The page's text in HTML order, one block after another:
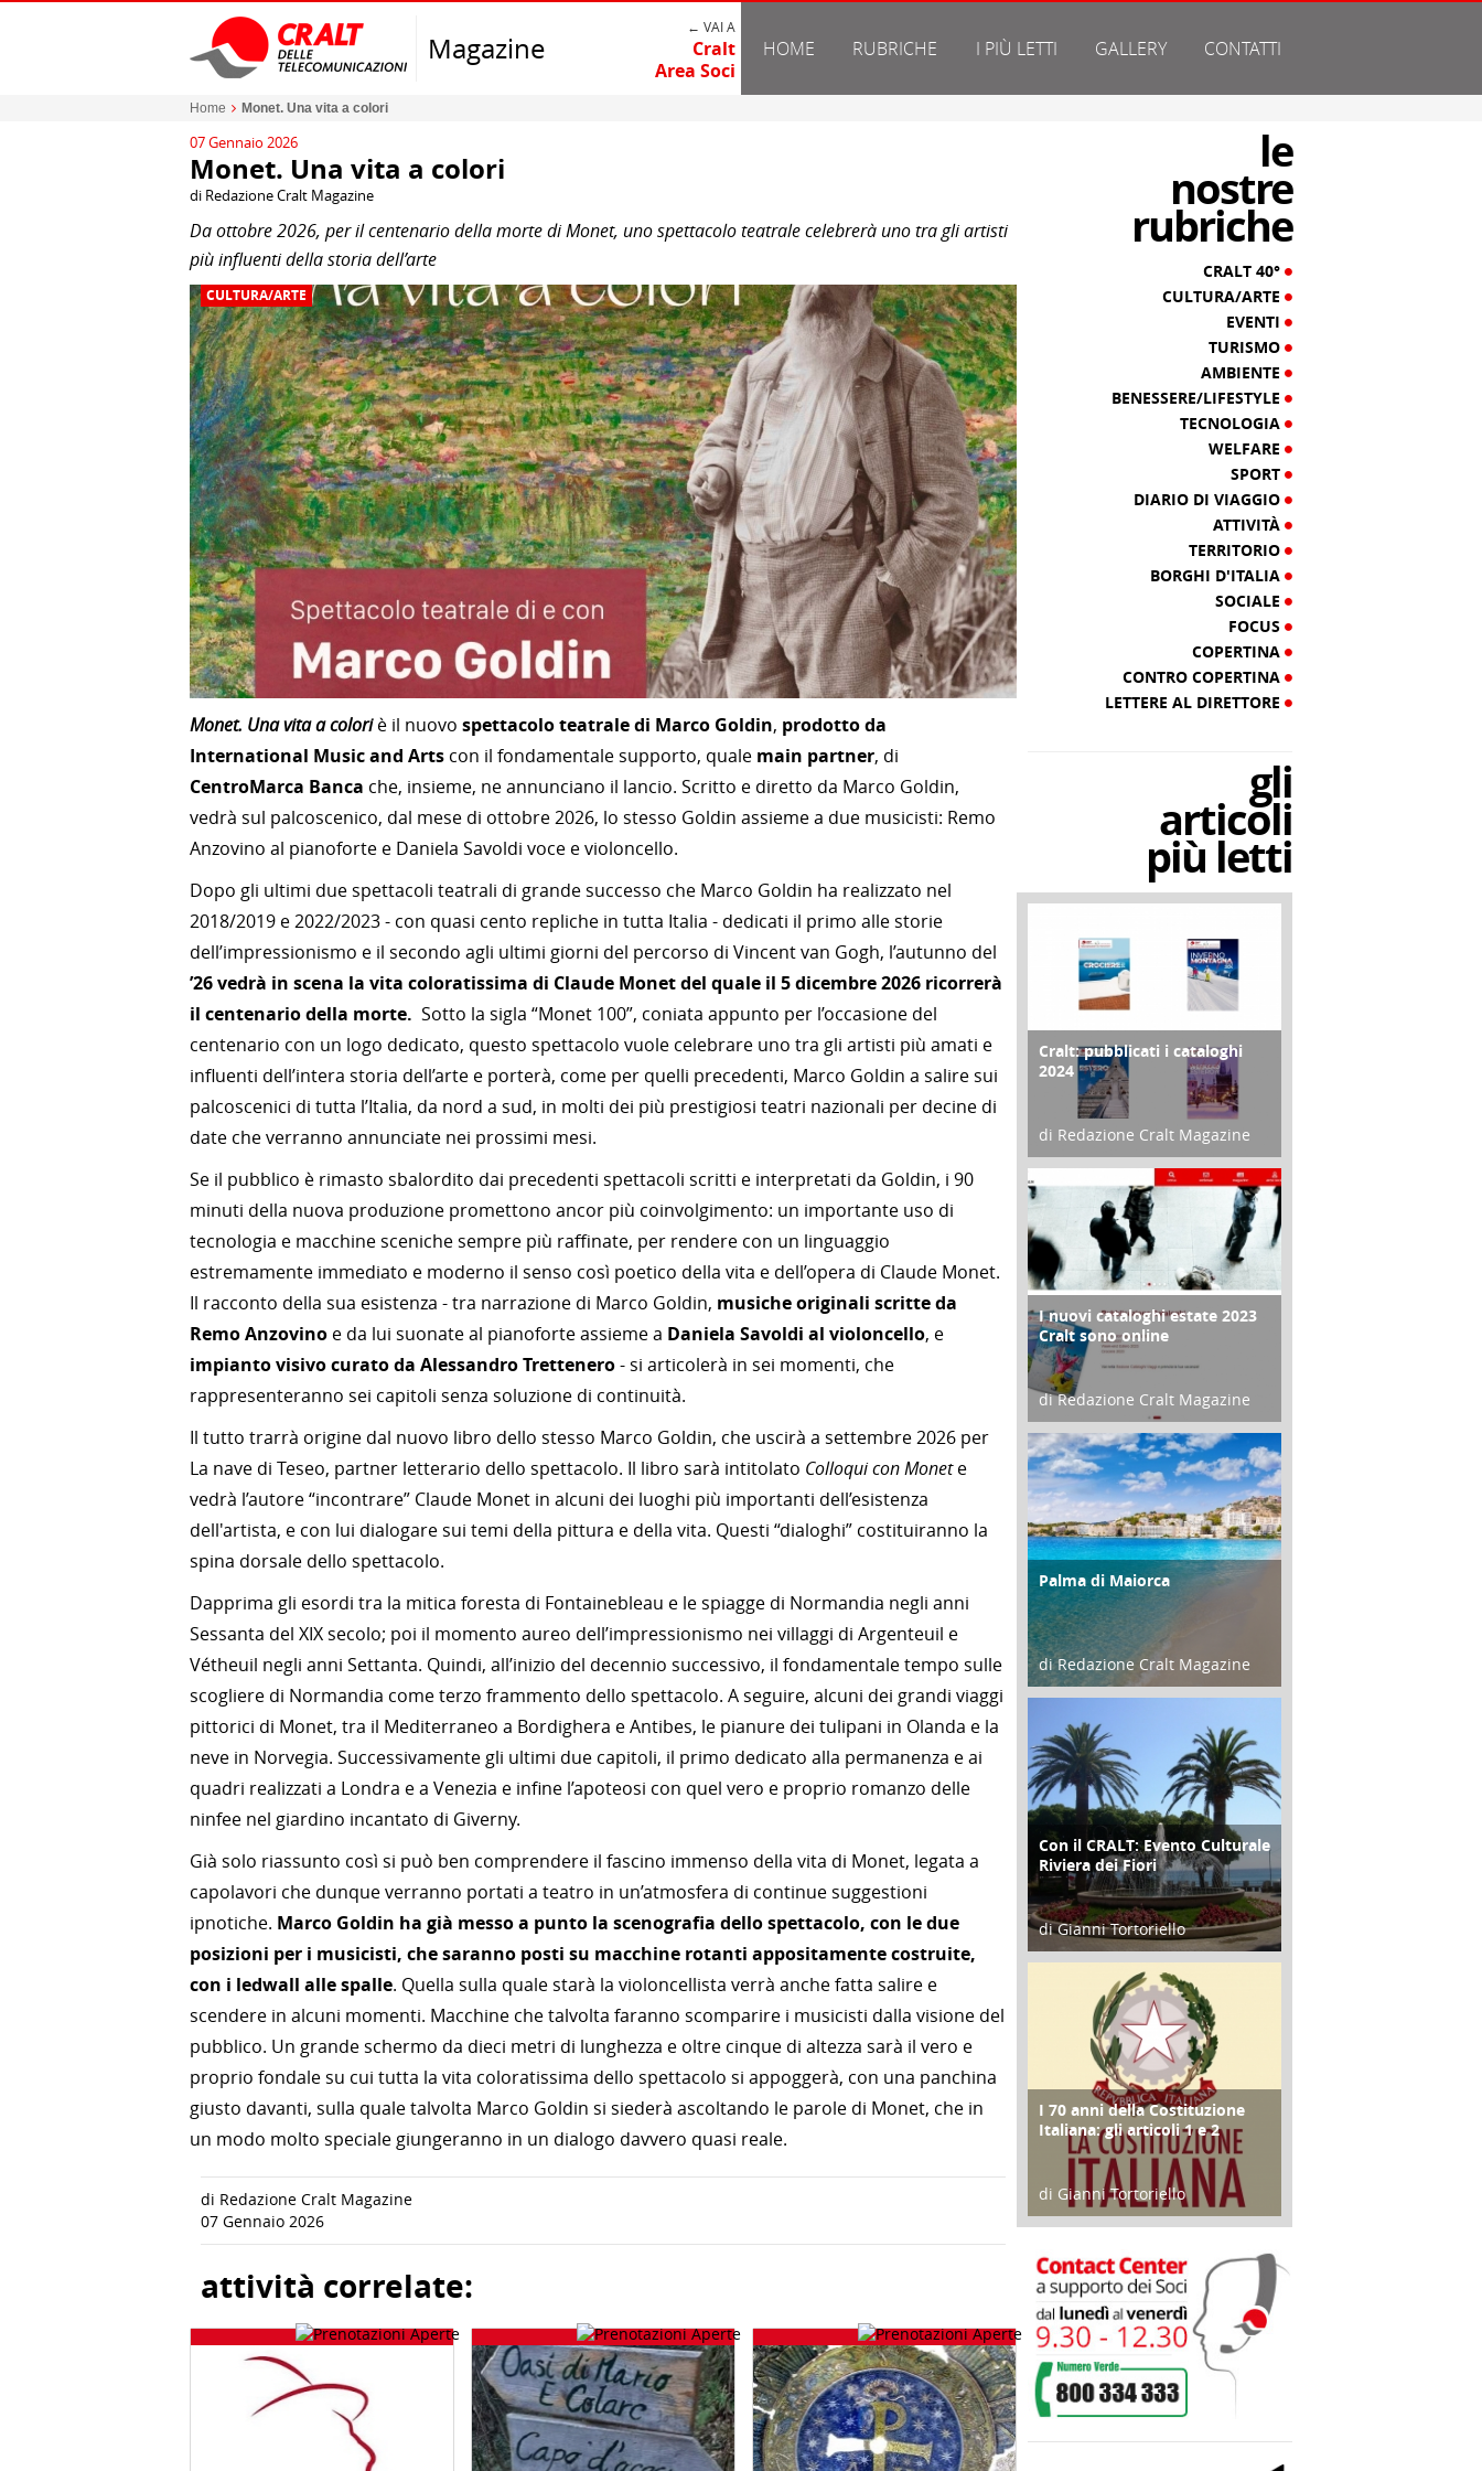
Magazine
← VAI A
Cralt
Area Soci
HOME RUBRICHE I PIÙ LETTI GALLERY CONTATTI
Home Monet. Una vita a colori
07 Gennaio 2026
Monet. Una vita a colori
di Redazione Cralt Magazine
Da ottobre 2026, per il centenario della morte di Monet, uno spettacolo teatrale celebrerà uno tra gli artisti
più influenti della storia dell’arte
CULTURA/ARTE
Monet. Una vita a colori è il nuovo spettacolo teatrale di Marco Goldin, prodotto da
International Music and Arts con il fondamentale supporto, quale main partner, di
CentroMarca Banca che, insieme, ne annunciano il lancio. Scritto e diretto da Marco Goldin,
vedrà sul palcoscenico, dal mese di ottobre 2026, lo stesso Goldin assieme a due musicisti: Remo
Anzovino al pianoforte e Daniela Savoldi voce e violoncello.
Dopo gli ultimi due spettacoli teatrali di grande successo che Marco Goldin ha realizzato nel
2018/2019 e 2022/2023 - con quasi cento repliche in tutta Italia - dedicati il primo alle storie
dell’impressionismo e il secondo agli ultimi giorni del percorso di Vincent van Gogh, l’autunno del
’26 vedrà in scena la vita coloratissima di Claude Monet del quale il 5 dicembre 2026 ricorrerà
il centenario della morte. Sotto la sigla “Monet 100”, coniata appunto per l’occasione del
centenario con un logo dedicato, questo spettacolo vuole celebrare uno tra gli artisti più amati e
influenti dell’intera storia dell’arte e porterà, come per quelli precedenti, Marco Goldin a salire sui
palcoscenici di tutta l’Italia, da nord a sud, in molti dei più prestigiosi teatri nazionali per decine di
date che verranno annunciate nei prossimi mesi.
Se il pubblico è rimasto sbalordito dai precedenti spettacoli scritti e interpretati da Goldin, i 90
minuti della nuova produzione promettono ancor più coinvolgimento: un importante uso di
tecnologia e macchine sceniche sempre più raffinate, per rendere con un linguaggio
estremamente immediato e moderno il senso così poetico della vita e dell’opera di Claude Monet.
Il racconto della sua esistenza - tra narrazione di Marco Goldin, musiche originali scritte da
Remo Anzovino e da lui suonate al pianoforte assieme a Daniela Savoldi al violoncello, e
impianto visivo curato da Alessandro Trettenero- si articolerà in sei momenti, che
rappresenteranno sei capitoli senza soluzione di continuità.
Il tutto trarrà origine dal nuovo libro dello stesso Marco Goldin, che uscirà a settembre 2026 per
La nave di Teseo, partner letterario dello spettacolo. Il libro sarà intitolato Colloqui con Monete
vedrà l’autore “incontrare” Claude Monet in alcuni dei luoghi più importanti dell’esistenza
dell'artista, e con lui dialogare sui temi della pittura e della vita. Questi “dialoghi” costituiranno la
spina dorsale dello spettacolo.
Dapprima gli esordi tra la mitica foresta di Fontainebleau e le spiagge di Normandia negli anni
Sessanta del XIX secolo; poi il momento aureo dell’impressionismo nei villaggi di Argenteuil e
Vétheuil negli anni Settanta. Quindi, all’inizio del decennio successivo, il fondamentale tempo sulle
scogliere di Normandia come terzo frammento dello spettacolo. A seguire, alcuni dei grandi viaggi
pittorici di Monet, tra il Mediterraneo a Bordighera e Antibes, le pianure dei tulipani in Olanda e la
neve in Norvegia. Successivamente gli ultimi due capitoli, il primo dedicato alla permanenza e ai
quadri realizzati a Londra e a Venezia e infine l’apoteosi con quel vero e proprio romanzo delle
ninfee nel giardino incantato di Giverny.
Già solo riassunto così si può ben comprendere il fascino immenso della vita di Monet, legata a
capolavori che dunque verranno portati a teatro in un’atmosfera di continue suggestioni
ipnotiche. Marco Goldin ha già messo a punto la scenografia dello spettacolo, con le due
posizioni per i musicisti, che saranno posti su macchine rotanti appositamente costruite,
con i ledwall alle spalle. Quella sulla quale starà la violoncellista verrà anche fatta salire e
scendere in alcuni momenti. Macchine che talvolta faranno scomparire i musicisti dalla visione del
pubblico. Un grande schermo da dieci metri di lunghezza e oltre cinque di altezza sarà il vero e
proprio fondale su cui tutta la vita coloratissima dello spettacolo si appoggerà, con una panchina
giusto davanti, sulla quale talvolta Marco Goldin si siederà ascoltando le parole di Monet, che in
un modo molto speciale giungeranno in un dialogo davvero quasi reale.
di Redazione Cralt Magazine
07 Gennaio 2026
attività correlate:
le
nostre
rubriche
CRALT 40°
CULTURA/ARTE
EVENTI
TURISMO
AMBIENTE
BENESSERE/LIFESTYLE
TECNOLOGIA
WELFARE
SPORT
DIARIO DI VIAGGIO
ATTIVITÀ
TERRITORIO
BORGHI D'ITALIA
SOCIALE
FOCUS
COPERTINA
CONTRO COPERTINA
LETTERE AL DIRETTORE
gli
articoli
più letti
COPERTINA
Cralt: pubblicati i cataloghi
2024
di Redazione Cralt Magazine
21 Novembre 2023
CONTRO COPERTINA
I nuovi cataloghi estate 2023
Cralt sono online
di Redazione Cralt Magazine
07 Marzo 2023
ATTIVITÀ
Palma di Maiorca
di Redazione Cralt Magazine
25 Giugno 2016
ATTIVITÀ
Con il CRALT: Evento Culturale
Riviera dei Fiori
di Gianni Tortoriello
16 Febbraio 2018
FOCUS
I 70 anni della Costituzione
Italiana: gli articoli 1 e 2
di Gianni Tortoriello
17 Marzo 2018